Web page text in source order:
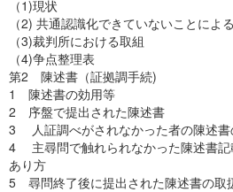
（1)現状
（2) 共通認識化できていないことによ
（3)裁判所における取組
（4)争点整理表
第2 陳述書（証拠調手続)
1 陳述書の効用等
2 序盤で提出された陳述書
3 人証調べがされなかった者の陳述書
4 主尋問で触れられなかった陳述書記
あり方
5 尋問終了後に提出された陳述書の取